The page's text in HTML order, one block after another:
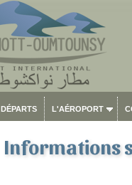
DÉPARTS L'AÉROPORT
Informations